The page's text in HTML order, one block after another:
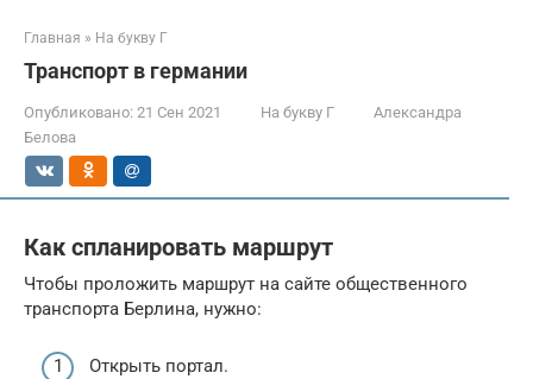
Главная » На букву Г
Транспорт в германии
Опубликовано: 21 Сен 2021 На букву Г
Александра
Белова
Как спланировать маршрут
Чтобы проложить маршрут на сайте общественного
транспорта Берлина, нужно:
Открыть портал.